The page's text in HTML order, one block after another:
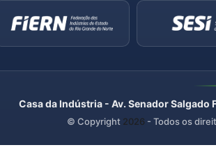
Casa da Indústria - Av. Senador
© Copyright 2026 - Todos os